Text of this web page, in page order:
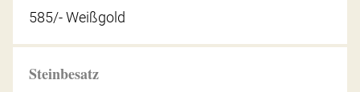
585/- Weißgold
Steinbesatz